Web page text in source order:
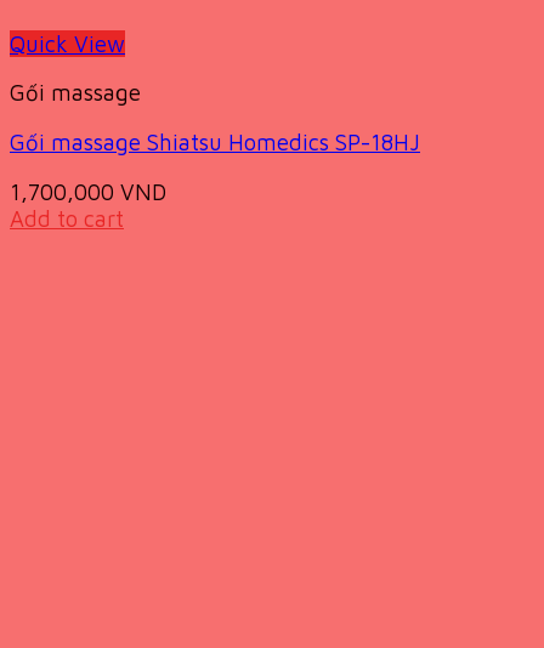
Quick View
Gối massage
Gối massage Shiatsu Homedics SP-18HJ
1,700,000 VND
Add to cart